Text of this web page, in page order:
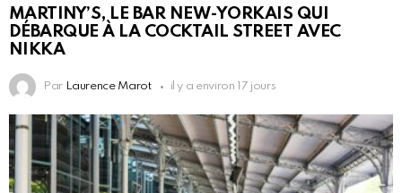
MARTINY’S, LE BAR NEW-YORKAIS QUI
DÉBARQUE À LA COCKTAIL STREET AVEC
NIKKA
Par Laurence Marot il y a environ 17 jours